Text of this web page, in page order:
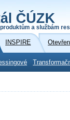
ČÚZK
a službám
INSPIRE